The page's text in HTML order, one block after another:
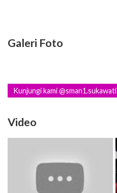
Galeri Foto
Kunjungi kami @sman1.sukawati
Video